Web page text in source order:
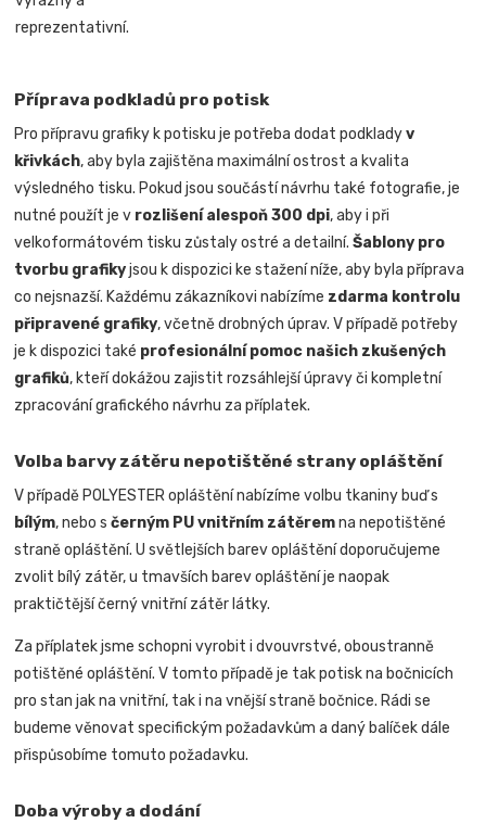
reprezentativní.
Příprava podkladů pro potisk
Pro přípravu grafiky k potisku je potřeba dodat podkladyv
křivkách, aby byla zajištěna maximální ostrost a kvalita
výsledného tisku. Pokud jsou součástí návrhu také fotografie, je
nutné použít je v rozlišení alespoň 300 dpi, aby i při
velkoformátovém tisku zůstaly ostré a detailní.Šablony pro
tvorbu grafikyjsou k dispozici ke stažení níže, aby byla příprava
co nejsnazší. Každému zákazníkovi nabízíme zdarma kontrolu
připravené grafiky, včetně drobných úprav. V případě potřeby
je k dispozici také profesionální pomoc našich zkušených
grafiků, kteří dokážou zajistit rozsáhlejší úpravy či kompletní
zpracování grafického návrhu za příplatek.
Volba barvy zátěru nepotištěné strany opláštění
V případě POLYESTER opláštění nabízíme volbu tkaniny buď s
bílým, nebo sčerným PU vnitřním zátěremna nepotištěné
straně opláštění. U světlejších barev opláštění doporučujeme
zvolit bílý zátěr, u tmavších barev opláštění je naopak
praktičtější černý vnitřní zátěr látky.
Za příplatek jsme schopni vyrobit i dvouvrstvé, oboustranně
potištěné opláštění. V tomto případě je tak potisk na bočnicích
pro stan jak na vnitřní, tak i na vnější straně bočnice. Rádi se
budeme věnovat specifickým požadavkům a daný balíček dále
přispůsobíme tomuto požadavku.
Doba výroby a dodání